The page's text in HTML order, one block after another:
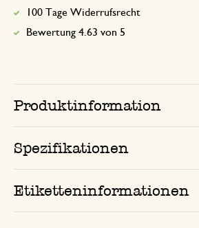
100 Tage Widerrufsrecht
Bewertung 4.63 von 5
Produktinformation
Spezifikationen
Etiketteninformationen